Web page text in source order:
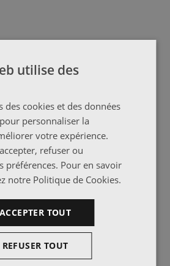
utilise des
des cookies et des données
personnaliser la
votre expérience.
refuser ou
préférences. Pour en savoir
notre Politique de Cookies.
ACCEPTER TOUT
REFUSER TOUT